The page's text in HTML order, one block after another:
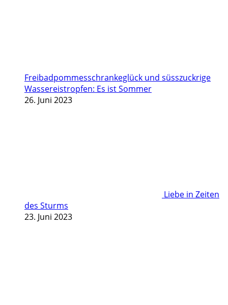
Freibadpommesschrankeglück und süsszuckrige
Wassereistropfen: Es ist Sommer
26. Juni 2023
Liebe in Zeiten
des Sturms
23. Juni 2023